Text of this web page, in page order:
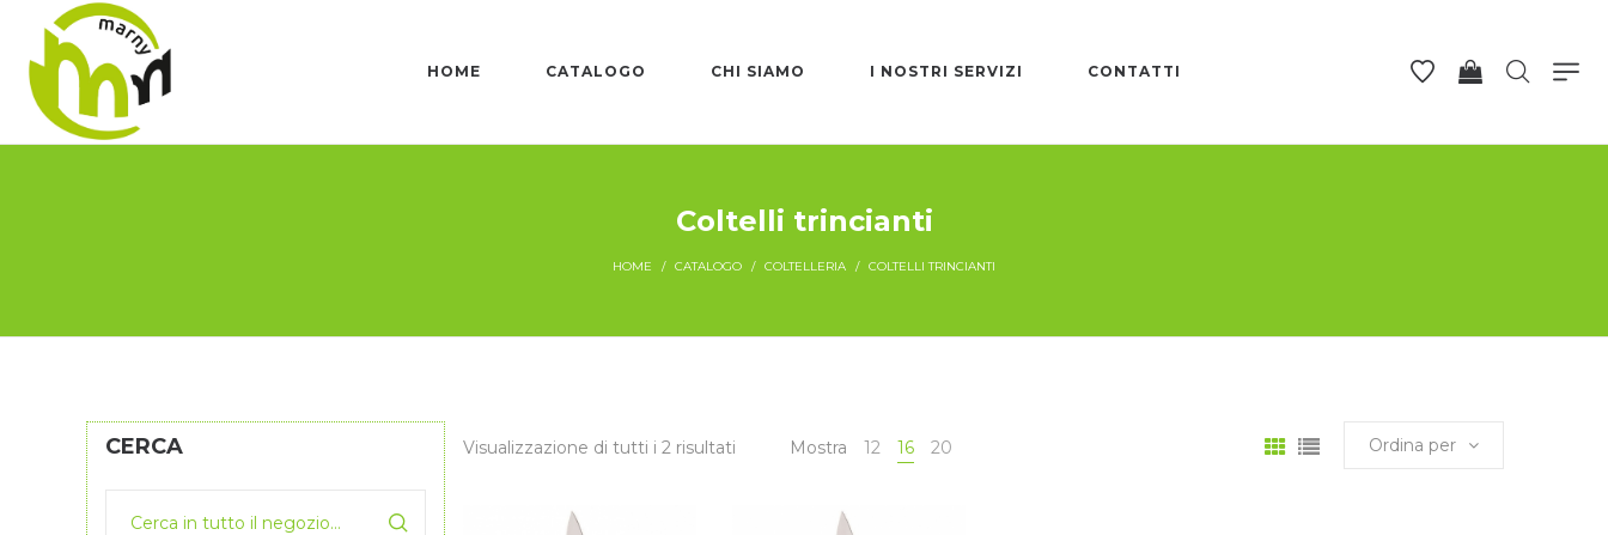
HOME CATALOGO CHI SIAMO I NOSTRI SERVIZI CONTATTI
Coltelli trincianti
HOME / CATALOGO / COLTELLERIA / COLTELLI TRINCIANTI
Visualizzazione di tutti i 2 risultati Mostra 12 16 20 Ordina per
CERCA